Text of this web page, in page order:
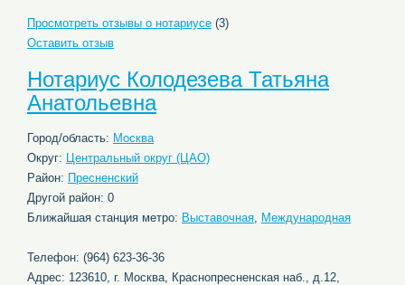
Просмотреть отзывы о нотариусе (3)
Оставить отзыв
Нотариус Колодезева Татьяна
Анатольевна
Город/область: Москва
Округ: Центральный округ (ЦАО)
Район: Пресненский
Другой район: 0
Ближайшая станция метро: Выставочная, Международная
Телефон: (964) 623-36-36
Адрес: 123610, г. Москва, Краснопресненская наб., д.12,